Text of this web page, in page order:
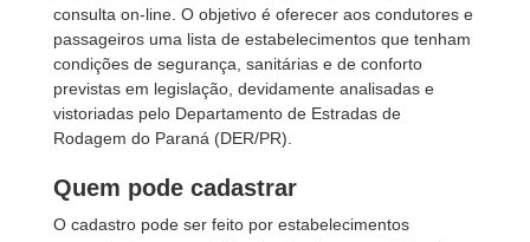
consulta on-line. O objetivo é oferecer aos condutores e
passageiros uma lista de estabelecimentos que tenham
condições de segurança, sanitárias e de conforto
previstas em legislação, devidamente analisadas e
vistoriadas pelo Departamento de Estradas de
Rodagem do Paraná (DER/PR).
Quem pode cadastrar
O cadastro pode ser feito por estabelecimentos